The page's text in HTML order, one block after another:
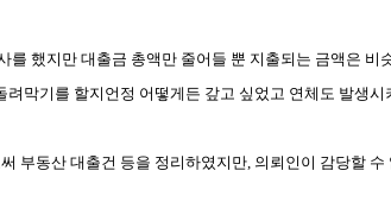
를 했지만 대출금 총액만 줄어들 뿐 지출되는 금액은 비
막기를 할지언정 어떻게든 갚고 싶었고 연체도 발생
부동산 대출건 등을 정리하였지만, 의뢰인이 감당할 수